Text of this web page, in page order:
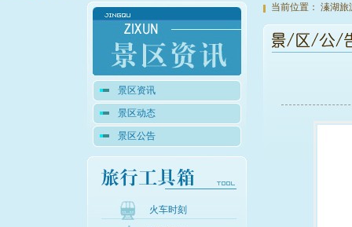
景区资讯
景区动态
景区公告
火车时刻
当前位置： 溱湖旅